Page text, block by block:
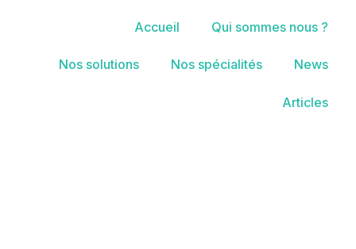
Accueil Qui sommes nous ?
Nos solutions Nos spécialités News
Articles